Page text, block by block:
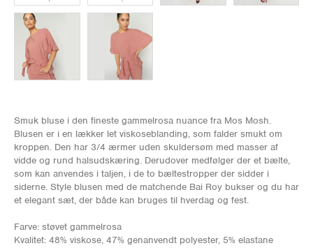
Smuk bluse i den fineste gammelrosa nuance fra Mos Mosh.
Blusen er i en lækker let viskoseblanding, som falder smukt om
kroppen. Den har 3/4 ærmer uden skuldersøm med masser af
vidde og rund halsudskæring. Derudover medfølger der et bælte,
som kan anvendes i taljen, i de to bæltestropper der sidder i
siderne. Style blusen med de matchende Bai Roy bukser og du har
et elegant sæt, der både kan bruges til hverdag og fest.
Farve: støvet gammelrosa
Kvalitet: 48% viskose, 47% genanvendt polyester, 5% elastane